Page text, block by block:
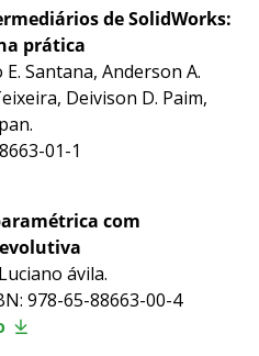
de SolidWorks:
prática
Santana, Anderson A.
Deivison D. Paim,
01-1
com
ávila.
978-65-88663-00-4